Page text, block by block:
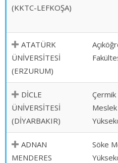
(KKTC-LEFKOŞA)
ATATÜRK
ÜNİVERSİTESİ
(ERZURUM)
DİCLE
ÜNİVERSİTESİ
(DİYARBAKIR)
Çermik
Meslek
ADNAN
MENDERES
Söke